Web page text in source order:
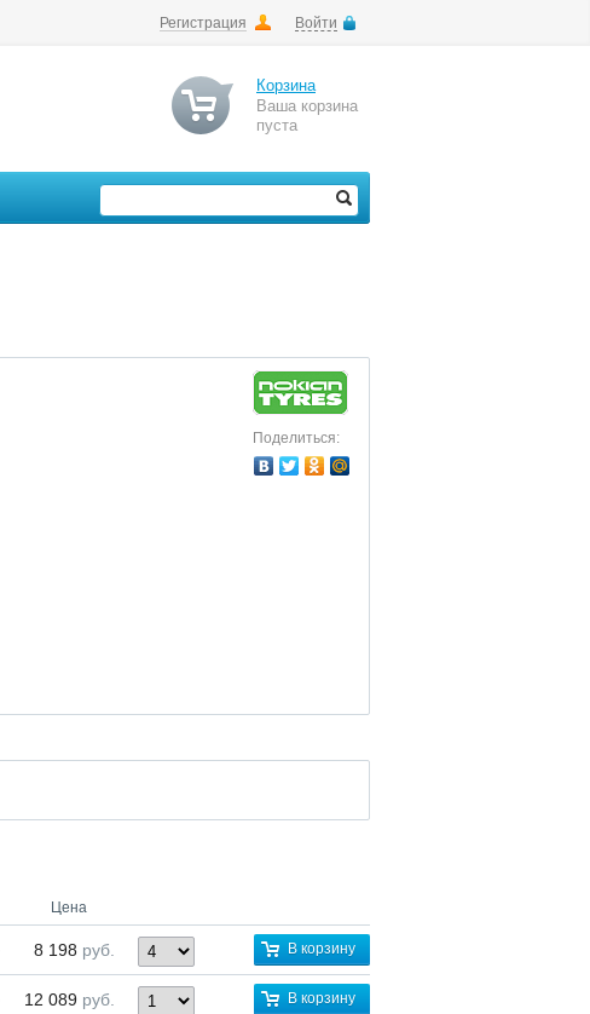
Регистрация Войти
Корзина
Ваша корзина
пуста
Поделиться:
Цена
8 198 руб. В корзину
12 089 руб. В корзину